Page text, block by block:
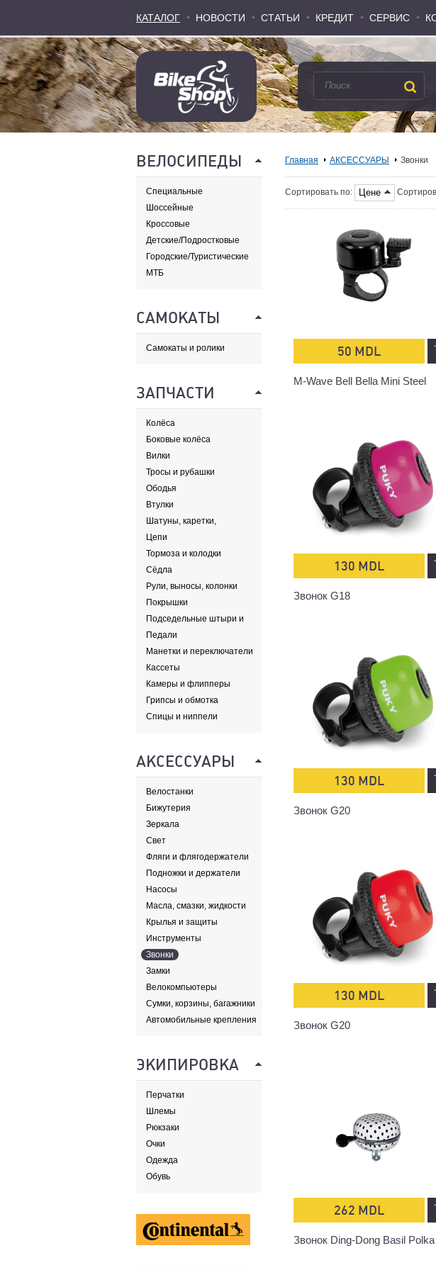
КАТАЛОГ НОВОСТИ СТАТЬИ КРЕДИТ СЕРВИС
КАТАЛОГ НОВОСТИ СТАТЬИ КРЕДИТ СЕРВИС
ВЕЛОСИПЕДЫ
Специальные
Шоссейные
Кроссовые
Детские/Подростковые
Городские/Туристические
МТБ
САМОКАТЫ
Самокаты и ролики
ЗАПЧАСТИ
Колёса
Боковые колёса
Вилки
Тросы и рубашки
Ободья
Втулки
Шатуны, каретки,
передние звезды
Цепи
Тормоза и колодки
Сёдла
Рули, выносы, колонки
Покрышки
Подседельные штыри и
хомуты
Педали
Манетки и переключатели
Кассеты
Камеры и флипперы
Грипсы и обмотка
Спицы и ниппели
АКСЕССУАРЫ
Велостанки
Бижутерия
Зеркала
Свет
Фляги и флягодержатели
Подножки и держатели
Насосы
Масла, смазки, жидкости
Крылья и защиты
Инструменты
Звонки
Замки
Велокомпьютеры
Сумки, корзины, багажники
и адаптеры
Автомобильные крепления
ЭКИПИРОВКА
Перчатки
Шлемы
Рюкзаки
Очки
Одежда
Обувь
Главная АКСЕССУАРЫ Звонки
Сортировать по: Цене
50 MDL
M-Wave Bell Bella Mini Steel
130 MDL
Звонок G18
130 MDL
Звонок G20
130 MDL
Звонок G20
262 MDL
Звонок Ding-Dong Basil Polka